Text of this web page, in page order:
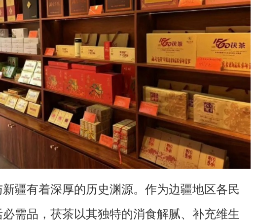
有着深厚的历史渊源。作为边疆地区各民
需品，茯茶以其独特的消食解腻、补充维生